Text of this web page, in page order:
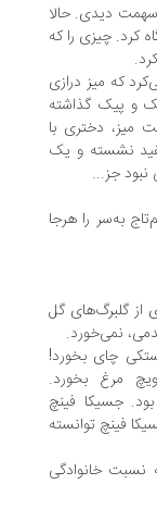
دیدی. حالا
کرد. چیزی را که
که میز درازی
و پیک گذاشته
میز، دختری با
نشسته و یک
جز...
به‌سر را هرجا
از گلبرگ‌های گل
نمی‌خورد.
چای بخورد!
مرغ بخورد.
جسیکا فینچ
فینچ توانسته
نسبت خانوادگی